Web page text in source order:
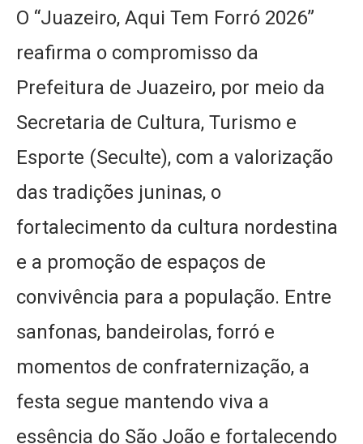
O “Juazeiro, Aqui Tem Forró 2026”
reafirma o compromisso da
Prefeitura de Juazeiro, por meio da
Secretaria de Cultura, Turismo e
Esporte (Seculte), com a valorização
das tradições juninas, o
fortalecimento da cultura nordestina
e a promoção de espaços de
convivência para a população. Entre
sanfonas, bandeirolas, forró e
momentos de confraternização, a
festa segue mantendo viva a
essência do São João e fortalecendo